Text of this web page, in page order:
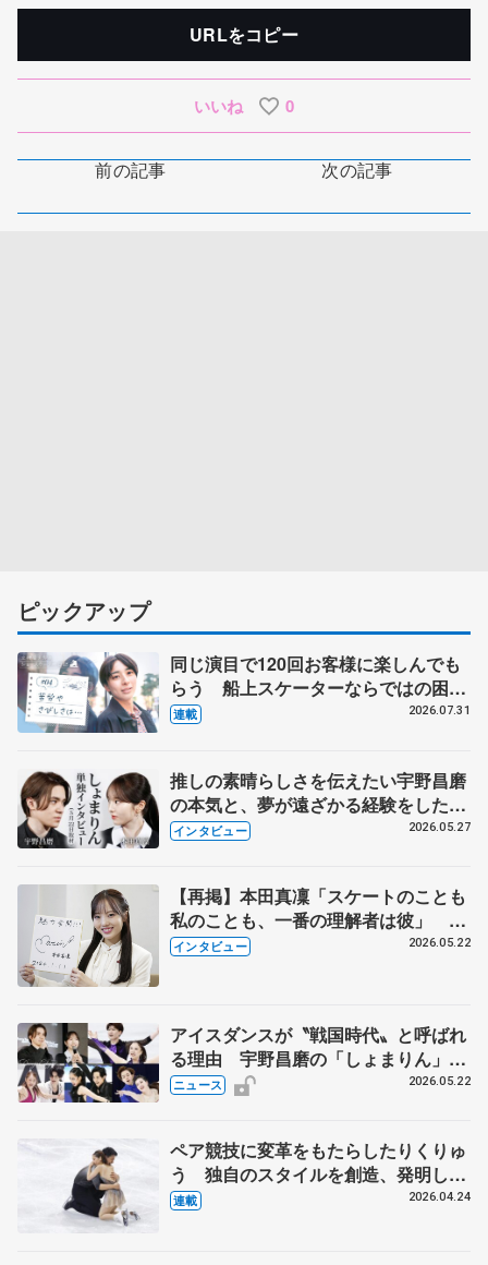
URLをコピー
いいね 0
前の記事 次の記事
ピックアップ
同じ演目で120回お客様に楽しんでも
らう 船上スケーターならではの困難
とは 影響あったPIW前キャプテン松
連載 2026.07.31
推しの素晴らしさを伝えたい宇野昌磨
の本気と、夢が遠ざかる経験をした本
田真凜の覚悟
インタビュー 2026.05.27
【再掲】本田真凜「スケートのことも
私のことも、一番の理解者は彼」 引
退時の単独インタビューで語った競技
インタビュー 2026.05.22
アイスダンスが〝戦国時代〟と呼ばれ
る理由 宇野昌磨の「しょまりん」ら
実力者が相次いで参戦 国内の競争激
ニュース 2026.05.22
ペア競技に変革をもたらしたりくりゅ
う 独自のスタイルを創造、発明した
【引退発表後②】
連載 2026.04.24